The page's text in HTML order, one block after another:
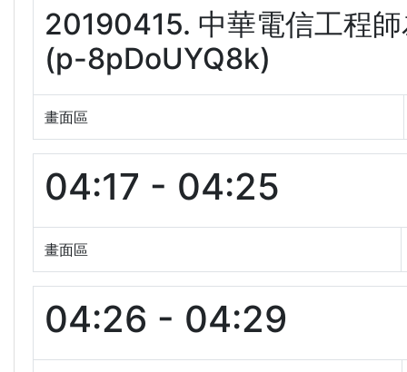
20190415. 中華電信工程
(p-8pDoUYQ8k)
畫面區
04:17 - 04:25
畫面區
04:26 - 04:29